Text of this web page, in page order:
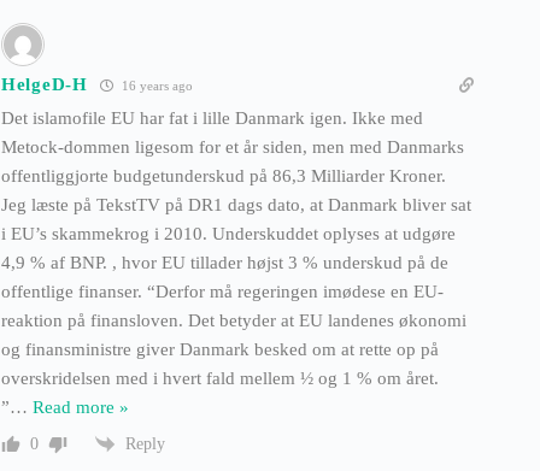
HelgeD-H 16 years ago
Det islamofile EU har fat i lille Danmark igen. Ikke med
Metock-dommen ligesom for et år siden, men med Danmarks
offentliggjorte budgetunderskud på 86,3 Milliarder Kroner.
Jeg læste på TekstTV på DR1 dags dato, at Danmark bliver sat
i EU’s skammekrog i 2010. Underskuddet oplyses at udgøre
4,9 % af BNP. , hvor EU tillader højst 3 % underskud på de
offentlige finanser. “Derfor må regeringen imødese en EU-
reaktion på finansloven. Det betyder at EU landenes økonomi
og finansministre giver Danmark besked om at rette op på
overskridelsen med i hvert fald mellem ½ og 1 % om året.
”… Read more »
0 Reply